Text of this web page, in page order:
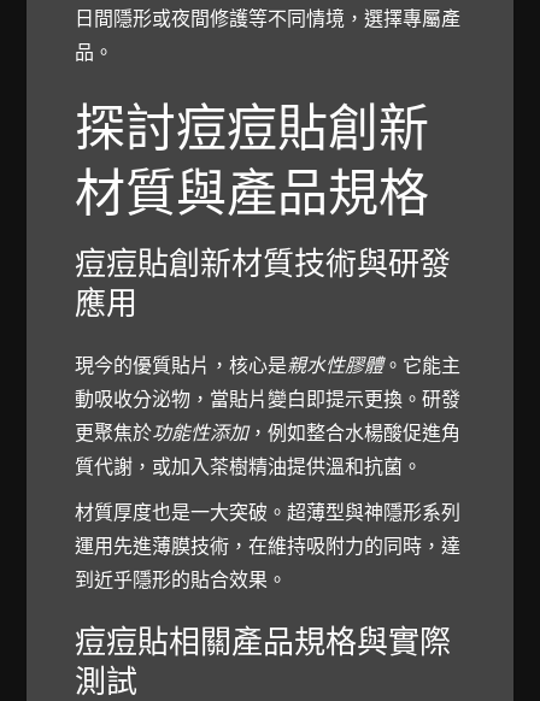
日間隱形或夜間修護等不同情境，選擇專屬產
品。
探討痘痘貼創新
材質與產品規格
痘痘貼創新材質技術與研發
應用
現今的優質貼片，核心是親水性膠體。它能主
動吸收分泌物，當貼片變白即提示更換。研發
更聚焦於功能性添加，例如整合水楊酸促進角
質代謝，或加入茶樹精油提供溫和抗菌。
材質厚度也是一大突破。超薄型與神隱形系列
運用先進薄膜技術，在維持吸附力的同時，達
到近乎隱形的貼合效果。
痘痘貼相關產品規格與實際
測試